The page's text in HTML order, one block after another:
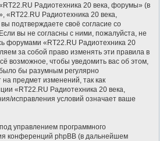
Радиотехника 20 века, форумы» (в
Радиотехника 20 века,
подтверждаете своё согласие со
вы не согласны с ними, пожалуйста, не
форумами «RT22.RU Радиотехника 20
за собой право изменять эти правила в
возможное, чтобы уведомить вас об этом,
бы разумным регулярно
на предмет изменений, так как
«RT22.RU Радиотехника 20 века,
исправления условий означает ваше
управлением программного
конференций phpBB (в дальнейшем